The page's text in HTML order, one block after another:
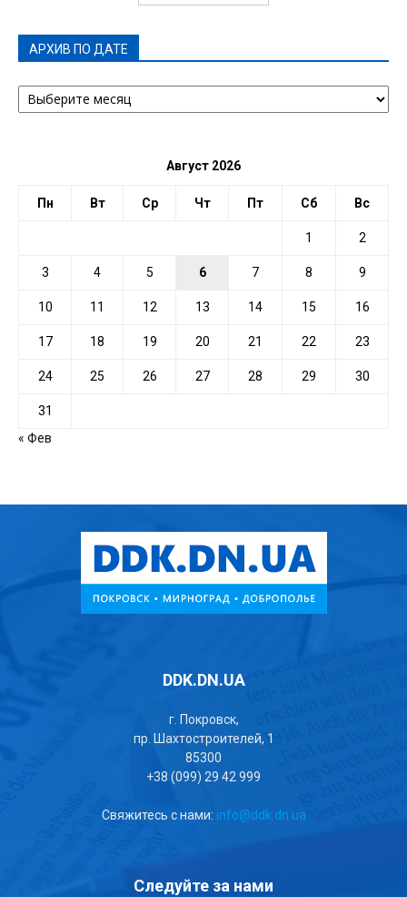
АРХИВ ПО ДАТЕ
АРХИВ
ПО
Август 2026
Пн Вт Ср Чт Пт Сб Вс
1 2
3 4 5 6 7 8 9
10 11 12 13 14 15 16
17 18 19 20 21 22 23
24 25 26 27 28 29 30
31
« Фев
DDK.DN.UA
г. Покровск,
пр. Шахтостроителей, 1
85300
+38 (099) 29 42 999
Свяжитесь с нами: info@ddk.dn.ua
Следуйте за нами